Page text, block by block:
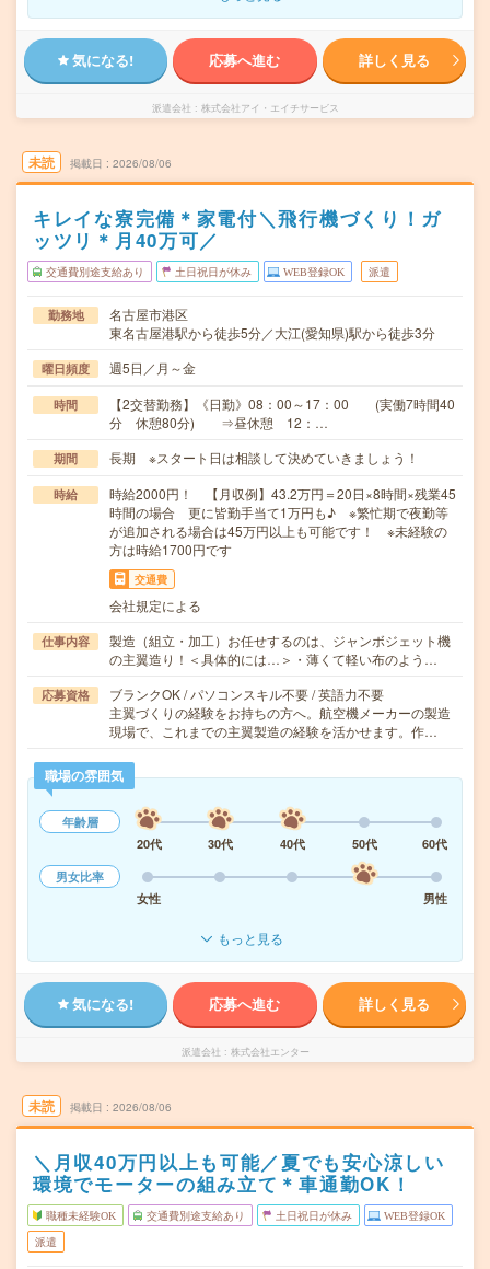
気になる! 応募へ進む 詳しく見る
派遣会社 株式会社アイ・エイチサービス
未読 掲載日 2026/08/06
キレイな寮完備＊家電付＼飛行機づくり！ガ
ッツリ＊月40万可／
交通費別途支給あり 土日祝日が休み WEB登録OK 派遣
勤務地
名古屋市港区
東名古屋港駅から徒歩5分／大江(愛知県)駅から徒歩3分
曜日頻度 週5日／月～金
時間
【2交替勤務】《日勤》08：00～17：00 (実働7時間40
分 休憩80分) ⇒昼休憩 12：…
期間 長期 ※スタート日は相談して決めていきましょう！
時給
時給2000円！ 【月収例】43.2万円＝20日×8時間×残業45
時間の場合 更に皆勤手当て1万円も♪ ※繁忙期で夜勤等
が追加される場合は45万円以上も可能です！ ※未経験の
方は時給1700円です
交通費
会社規定による
仕事内容
製造（組立・加工）お任せするのは、ジャンボジェット機
の主翼造り！＜具体的には…＞・薄くて軽い布のよう…
応募資格
ブランクOK / パソコンスキル不要 / 英語力不要
主翼づくりの経験をお持ちの方へ。航空機メーカーの製造
現場で、これまでの主翼製造の経験を活かせます。作…
職場の雰囲気
年齢層
20代
30代 40代 50代
60代
男女比率
女性
男性
もっと見る
気になる! 応募へ進む 詳しく見る
派遣会社 株式会社エンター
未読 掲載日 2026/08/06
＼月収40万円以上も可能／夏でも安心涼しい
環境でモーターの組み立て＊車通勤OK！
職種未経験OK 交通費別途支給あり 土日祝日が休み WEB登録OK
派遣